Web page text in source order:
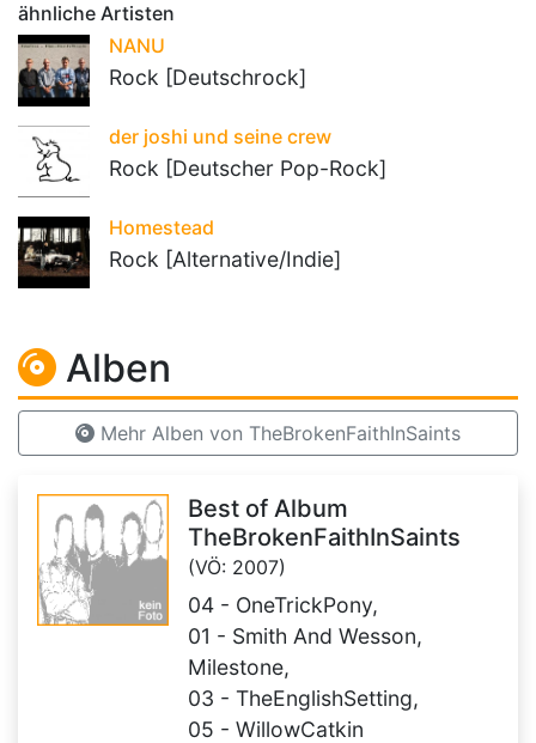
ähnliche Artisten
NANU
Rock [Deutschrock]
der joshi und seine crew
Rock [Deutscher Pop-Rock]
Homestead
Rock [Alternative/Indie]
Alben
Mehr Alben von TheBrokenFaithInSaints
Best of Album
TheBrokenFaithInSaints
(VÖ: 2007)
04 - OneTrickPony,
01 - Smith And Wesson,
Milestone,
03 - TheEnglishSetting,
05 - WillowCatkin